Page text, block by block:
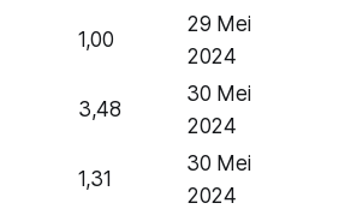
1,00
29 Mei
2024
3,48
30 Mei
2024
1,31
30 Mei
2024